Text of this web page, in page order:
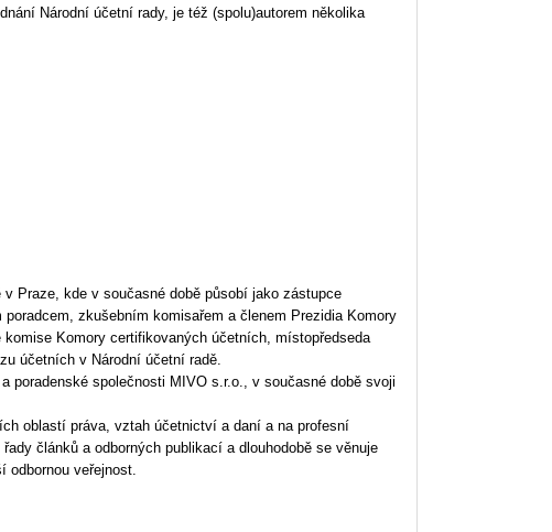
Národní účetní rady, je též (spolu)autorem několika
Praze, kde v současné době působí jako zástupce
zkušebním komisařem a členem Prezidia Komory
Komory certifikovaných účetních, místopředseda
účetních v Národní účetní radě.
poradenské společnosti MIVO s.r.o., v současné době svoji
oblastí práva, vztah účetnictví a daní a na profesní
článků a odborných publikací a dlouhodobě se věnuje
odbornou veřejnost.